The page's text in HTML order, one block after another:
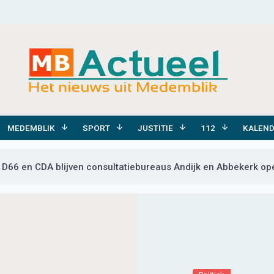
MEDEMBLIK SPORT JUSTITIE 112
en CDA blijven consultatiebureaus Andijk en Abbekerk